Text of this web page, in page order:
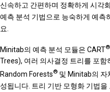
신속하고 간편하며 정확하게 시각
예측 분석 기법으로 능숙하게 예측
요.
Minitab의 예측 분석 모듈은 CART®
Trees), 여러 의사결정 트리를 포
Random Forests® 및 Minitab의 자
성됩니다. 트리 기반 모형화 기법